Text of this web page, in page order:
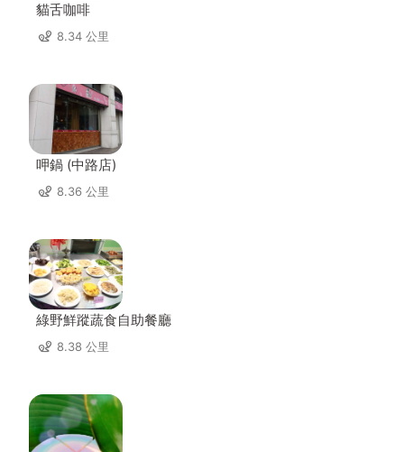
貓舌咖啡
8.34 公里
呷鍋 (中路店)
8.36 公里
綠野鮮蹤蔬食自助餐廳
8.38 公里